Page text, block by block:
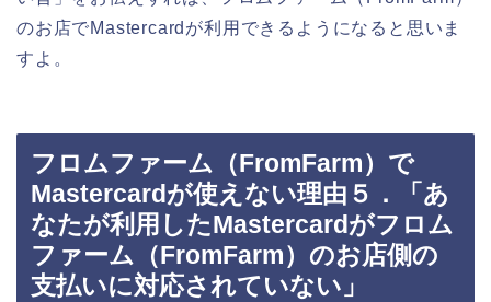
のお店でMastercardが利用できるようになると思いま
すよ。
フロムファーム（FromFarm）で
Mastercardが使えない理由５．「あ
なたが利用したMastercardがフロム
ファーム（FromFarm）のお店側の
支払いに対応されていない」